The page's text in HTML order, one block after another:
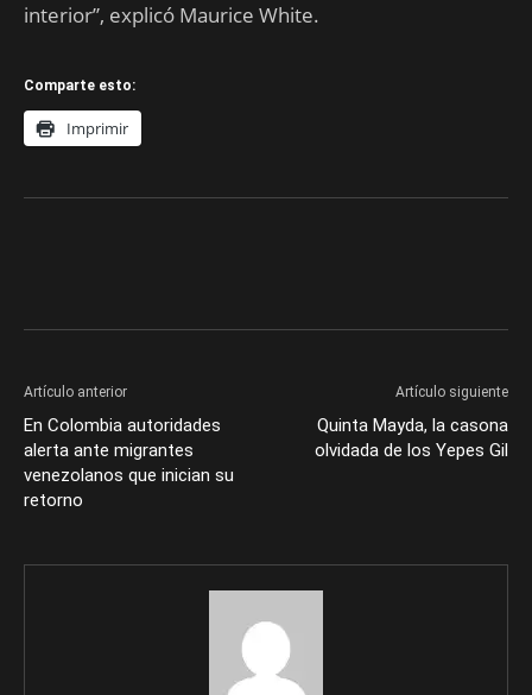
interior”, explicó Maurice White.
Comparte esto:
Imprimir
Artículo anterior
En Colombia autoridades
alerta ante migrantes
venezolanos que inician su
retorno
Artículo siguiente
Quinta Mayda, la casona
olvidada de los Yepes Gil